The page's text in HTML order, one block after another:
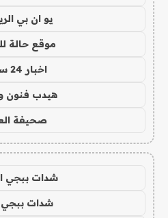
يو ان بي
موقع حالة
اخبار 24 ساعة
هيدب فنون
صحيفة
شدات ببجي
شدات ببجي